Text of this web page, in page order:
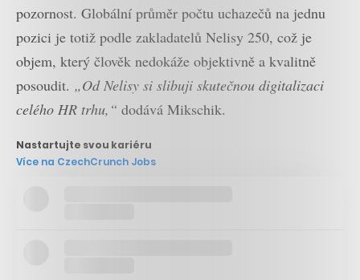
pozornost. Globální průměr počtu uchazečů na jednu
pozici je totiž podle zakladatelů Nelisy 250, což je
objem, který člověk nedokáže objektivně a kvalitně
posoudit. „Od Nelisy si slibuji skutečnou digitalizaci
celého HR trhu,“ dodává Mikschik.
Nastartujte svou kariéru
Více na CzechCrunch Jobs